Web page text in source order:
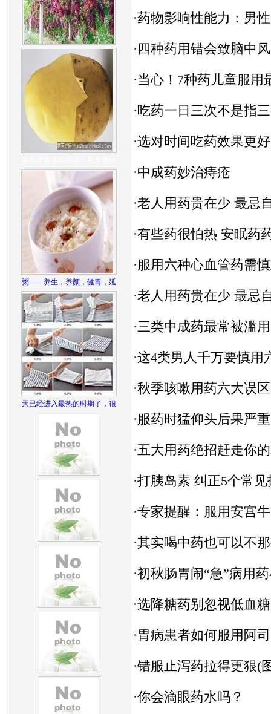
粥——养生，养颜，健胃，延
天已经进入最热的时期了，很
·药物影响性能力：男
·四种药用错会致脑中风
·当心！7种药儿童服用
·吃药一日三次不是指
·选对时间吃药效果更好
·中成药妙治痔疮
·老人用药贵在少 最忌
·有些药很怕热 安眠药
·服用六种心血管药需
·老人用药贵在少 最忌
·三类中成药最常被滥用
·这4类男人千万要慎用
·秋季咳嗽用药六大误区
·服药时猛仰头后果严重
·五大用药绝招赶走你
·打胰岛素 纠正5个常
·专家提醒：服用安宫
·其实喝中药也可以不
·初秋肠胃闹“急”病用
·选降糖药别忽视低血
· 胃病患者如何服用阿
·错服止泻药拉得更狠(
·你会滴眼药水吗？